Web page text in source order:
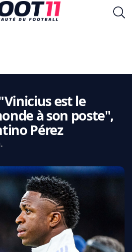
est le
à son poste",
Pérez